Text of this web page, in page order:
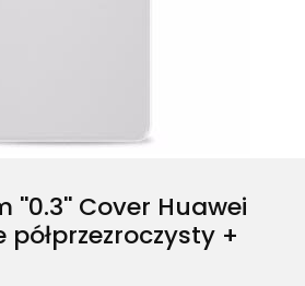
''0.3'' Cover Huawei
półprzezroczysty +